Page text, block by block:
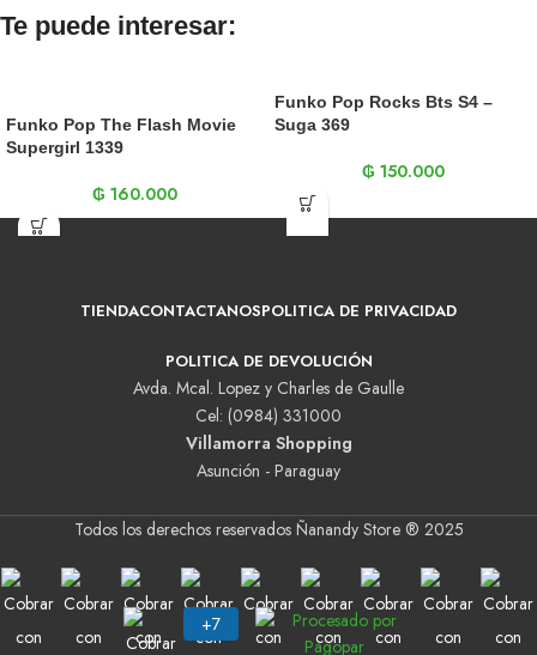
Te puede interesar:
Funko Pop The Flash Movie
Supergirl 1339
₲ 160.000
Funko Pop Rocks Bts S4 –
Suga 369
₲ 150.000
TIENDACONTACTANOSPOLITICA DE PRIVACIDAD
POLITICA DE DEVOLUCIÓN
Avda. Mcal. Lopez y Charles de Gaulle
Cel: (0984) 331000
Villamorra Shopping
Asunción - Paraguay
Todos los derechos reservados Ñanandy Store ® 2025